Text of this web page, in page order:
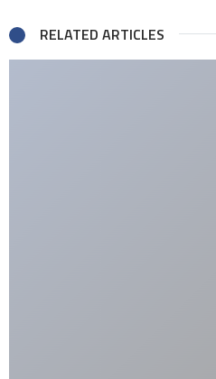
RELATED ARTICLES